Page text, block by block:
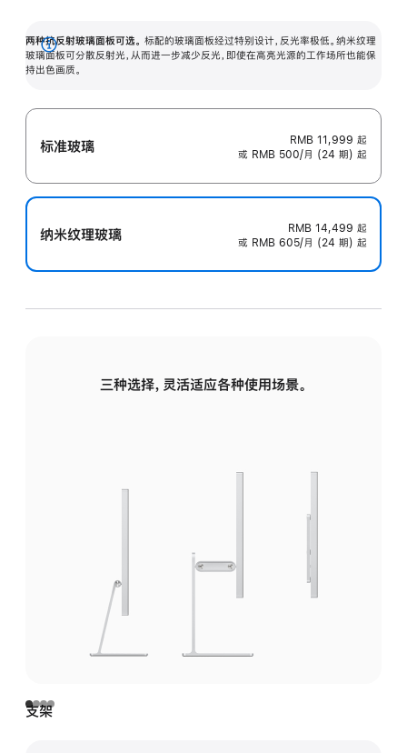
两种抗反射玻璃面板可选。 标配的玻璃面板经过特别设计，反光率极低。纳米纹理
玻璃面板可分散反射光，从而进一步减少反光，即使在高亮光源的工作场所也能保
持出色画质。
展
开
标准玻璃 RMB 11,999 起
或 RMB 500/月 (24 期) 起
纳米纹理玻璃 RMB 14,499 起
或 RMB 605/月 (24 期) 起
三种选择，灵活适应各种使用场景。
支架